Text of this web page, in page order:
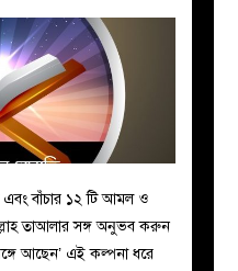
এবং বাঁচার ১২ টি আমল ও
তাআলার সঙ্গ অনুভব করুন
আছেন’ এই কল্পনা ধরে